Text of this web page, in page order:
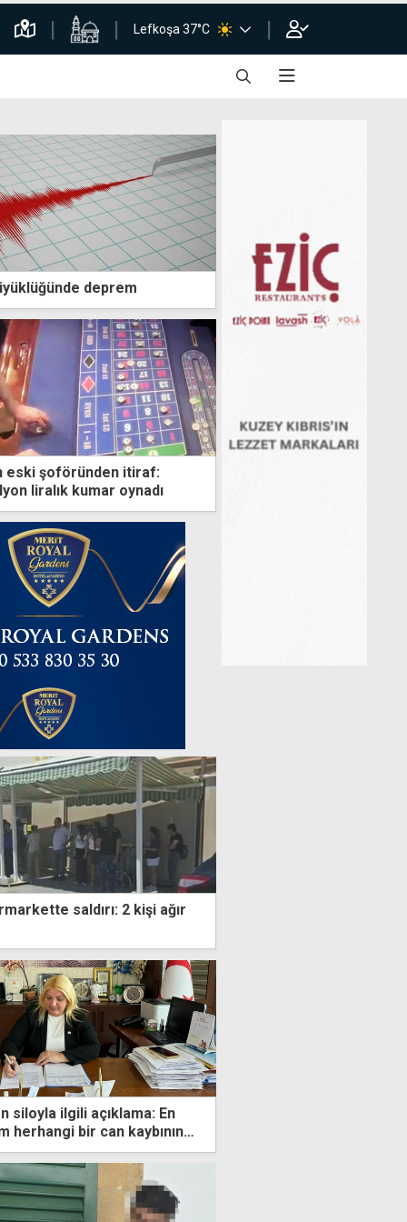
Lefkoşa 37°C
deprem
eski şoföründen itiraf:
liralık kumar oynadı
saldırı: 2 kişi ağır
siloyla ilgili açıklama: En
herhangi bir can kaybının